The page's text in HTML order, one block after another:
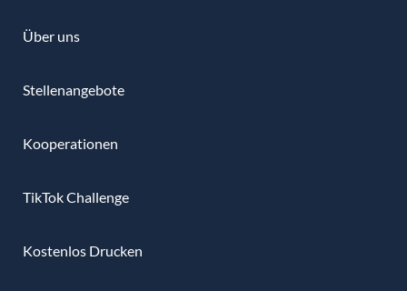
Über uns
Stellenangebote
Kooperationen
TikTok Challenge
Kostenlos Drucken